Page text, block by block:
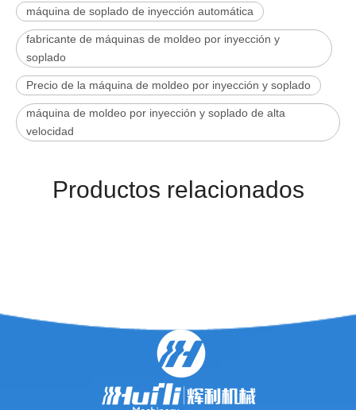
máquina de soplado de inyección automática
fabricante de máquinas de moldeo por inyección y
soplado
Precio de la máquina de moldeo por inyección y soplado
máquina de moldeo por inyección y soplado de alta
velocidad
Productos relacionados